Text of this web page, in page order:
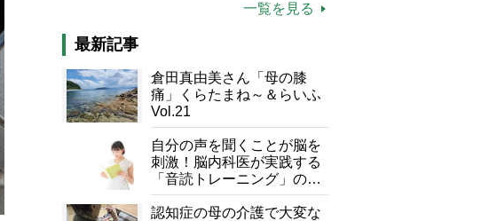
一覧を見る
最新記事
倉田真由美さん「母の膝
痛」くらたまね～＆らいふ
Vol.21
自分の声を聞くことが脳を
刺激！脳内科医が実践する
「音読トレーニング」の極
意
認知症の母の介護で大変な